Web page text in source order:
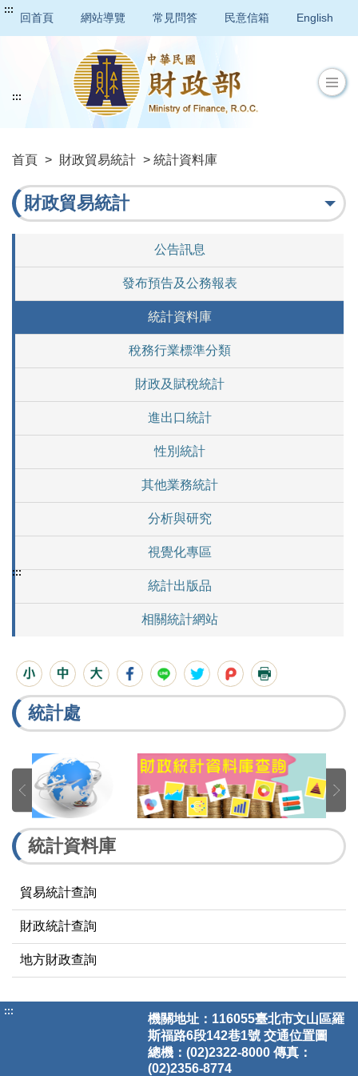
:::
回首頁 網站導覽 常見問答 民意信箱 English
首頁 > 財政貿易統計 > 統計資料庫
:::
財政貿易統計
公告訊息
發布預告及公務報表
統計資料庫
稅務行業標準分類
財政及賦稅統計
進出口統計
性別統計
其他業務統計
分析與研究
視覺化專區
統計出版品
相關統計網站
:::
統計處
統計資料庫
貿易統計查詢
財政統計查詢
地方財政查詢
:::
機關地址：116055臺北市文山區羅
斯福路6段142巷1號 交通位置圖
總機：(02)2322-8000 傳真：
(02)2356-8774